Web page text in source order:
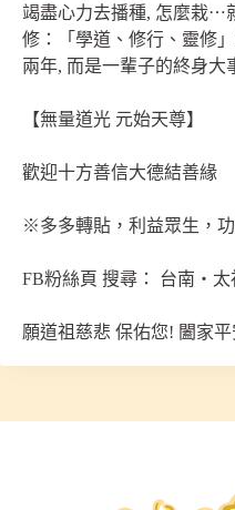
竭盡心力去播種, 怎麼栽⋯
修：「學道、修行、靈修
兩年, 而是一輩子的終身大
【無量道光 元始天尊】
歡迎十方善信大德結善緣
※多多轉貼，利益眾生，功
FB粉絲頁 搜尋： 台南‧太
願道祖慈悲 保佑您! 闔家